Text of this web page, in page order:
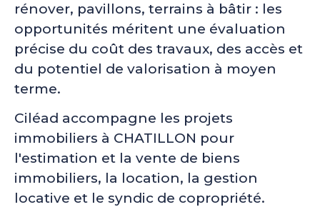
rénover, pavillons, terrains à bâtir : les
opportunités méritent une évaluation
précise du coût des travaux, des accès et
du potentiel de valorisation à moyen
terme.
Ciléad accompagne les projets
immobiliers à CHATILLON pour
l'estimation et la vente de biens
immobiliers, la location, la gestion
locative et le syndic de copropriété.